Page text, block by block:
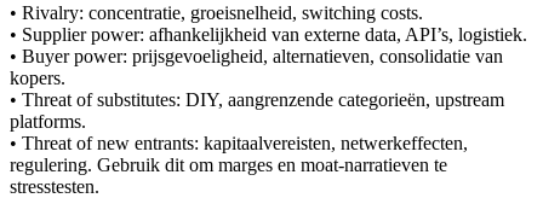
• Rivalry: concentratie, groeisnelheid, switching costs.
• Supplier power: afhankelijkheid van externe data, API’s, logistiek.
• Buyer power: prijsgevoeligheid, alternatieven, consolidatie van
kopers.
• Threat of substitutes: DIY, aangrenzende categorieën, upstream
platforms.
• Threat of new entrants: kapitaalvereisten, netwerkeffecten,
regulering. Gebruik dit om marges en moat-narratieven te
stresstesten.